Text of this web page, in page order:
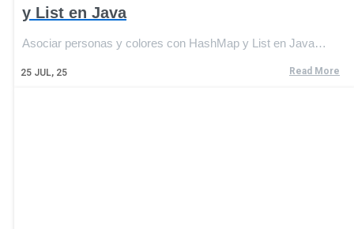
y List en Java
25 JUL, 25
Asociar personas y colores con HashMap y List en Java…
Read More